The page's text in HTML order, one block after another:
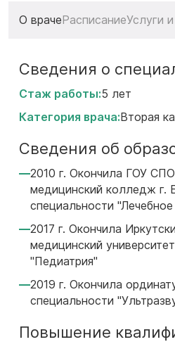
О врачеРасписаниеУслуги
Сведения о
Стаж работы:5 лет
Категория врача:Вторая
Сведения об
2010 г. Окончила ГОУ
медицинский колледж г.
специальности
2017 г. Окончила
медицинский
"Педиатрия"
2019 г. Окончила
специальности
Повышение